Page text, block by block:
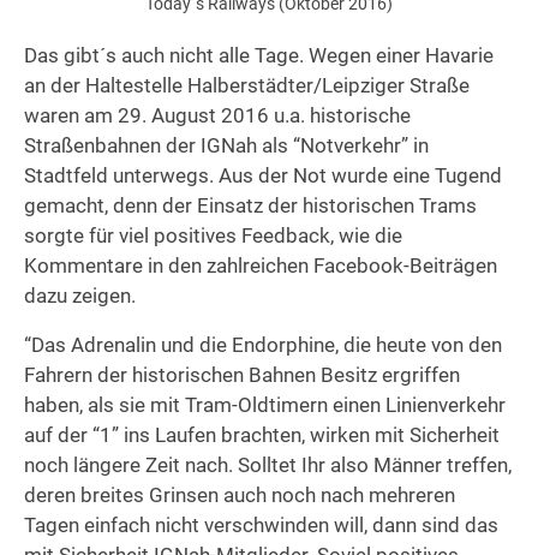
Das gibt´s auch nicht alle Tage. Wegen einer Havarie
an der Haltestelle Halberstädter/Leipziger Straße
waren am 29. August 2016 u.a. historische
Straßenbahnen der IGNah als “Notverkehr” in
Stadtfeld unterwegs. Aus der Not wurde eine Tugend
gemacht, denn der Einsatz der historischen Trams
sorgte für viel positives Feedback, wie die
Kommentare in den zahlreichen Facebook-Beiträgen
dazu zeigen.
“Das Adrenalin und die Endorphine, die heute von den
Fahrern der historischen Bahnen Besitz ergriffen
haben, als sie mit Tram-Oldtimern einen Linienverkehr
auf der “1” ins Laufen brachten, wirken mit Sicherheit
noch längere Zeit nach. Solltet Ihr also Männer treffen,
deren breites Grinsen auch noch nach mehreren
Tagen einfach nicht verschwinden will, dann sind das